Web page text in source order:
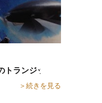
ランジットツアーへ(^_^)/
＞続きを見る